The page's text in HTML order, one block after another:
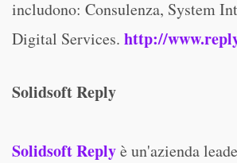
includono: Consulenza, System
Digital Services. http://
Solidsoft Reply
Solidsoft Replyè un'azienda